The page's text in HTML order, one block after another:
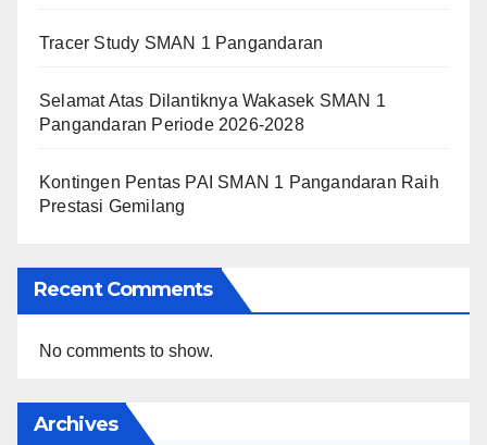
Tracer Study SMAN 1 Pangandaran
Selamat Atas Dilantiknya Wakasek SMAN 1
Pangandaran Periode 2026-2028
Kontingen Pentas PAI SMAN 1 Pangandaran Raih
Prestasi Gemilang
Recent Comments
No comments to show.
Archives